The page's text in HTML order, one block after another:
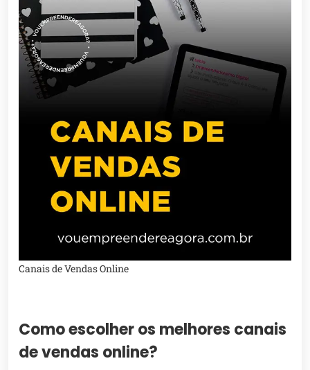
Canais de Vendas Online
Como escolher os melhores canais
de vendas online?